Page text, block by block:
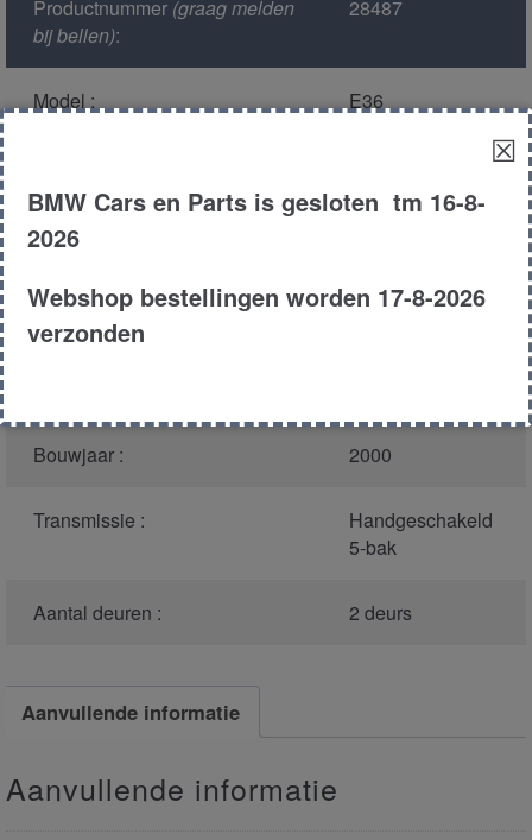
aantal
Productnummer(graag melden
bij bellen):
28487
Model : E36
Metallic
Motor type :
Bouwjaar : 2000
Transmissie :
Handgeschakeld
5-bak
Aantal deuren : 2 deurs
Aanvullende informatie
Aanvullende informatie
☒
BMW Cars en Parts is gesloten tm 16-8-
2026
Webshop bestellingen worden 17-8-2026
verzonden